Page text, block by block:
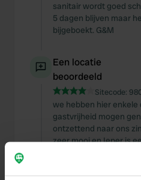
sanitair wordt goed
5 dagen blijven maar
bijgeboekt. G&M
Een locatie
beoordeeld
Sitecode:
we hebben hier enkele
gastvrijheid mogen
ontzettend naar ons
zeer mooi en Ieper is
museums bezocht.